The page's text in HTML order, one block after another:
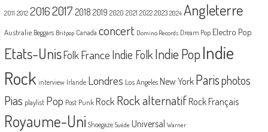
2011 2012 20162017 2018 2019 2020 2021 2022 2023 2024 Angleterre
Australie Beggars Britpop Canada concert Domino Records Dream Pop Electro Pop
Etats-UnisFolk France Indie FolkIndie PopIndie
Rock interview Irlande Londres Los Angeles New York Parisphotos
Pias playlist Pop Post Punk Rock Rock alternatif Rock Français
Royaume-Uni Shoegaze Suède Universal Warner